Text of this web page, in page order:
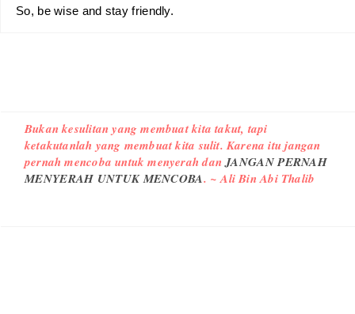
So, be wise and stay friendly.
Bukan kesulitan yang membuat kita takut, tapi
ketakutanlah yang membuat kita sulit. Karena itu jangan
pernah mencoba untuk menyerah danJANGAN PERNAH
MENYERAH UNTUK MENCOBA. ~ Ali Bin Abi Thalib